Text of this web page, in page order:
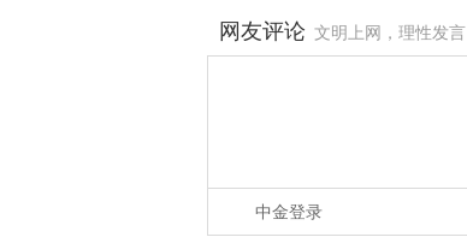
网友评论 文明上网，理性发言
中金登录